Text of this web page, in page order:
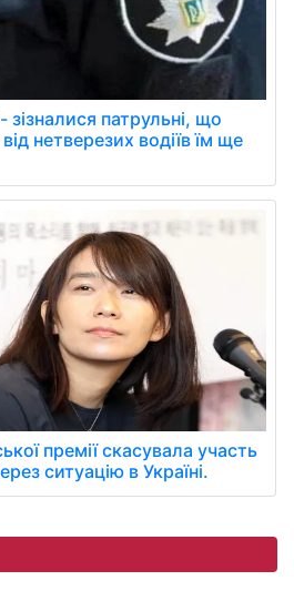
патрульні, що
нетверезих водіїв їм ще
премії скасувала участь
ситуацію в Україні.